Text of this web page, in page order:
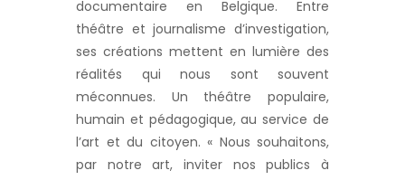
documentaire en Belgique. Entre
théâtre et journalisme d’investigation,
ses créations mettent en lumière des
réalités qui nous sont souvent
méconnues. Un théâtre populaire,
humain et pédagogique, au service de
l’art et du citoyen. « Nous souhaitons,
par notre art, inviter nos publics à